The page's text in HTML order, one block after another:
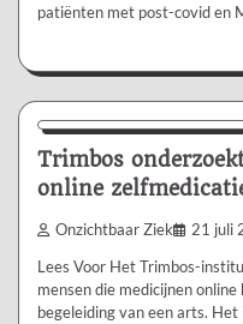
patiënten met post-covid en
Nieuws/Informatie
Trimbos
online
Onzichtbaar Ziek 21 juli
Lees Voor Het Trimbos-
mensen die medicijnen
begeleiding van een arts.